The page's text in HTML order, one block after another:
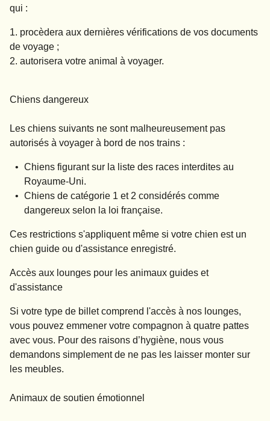
qui :
procèdera aux dernières vérifications de vos documents
de voyage ;
autorisera votre animal à voyager.
Chiens dangereux
Les chiens suivants ne sont malheureusement pas
autorisés à voyager à bord de nos trains :
Chiens figurant sur la liste des races interdites au
Royaume-Uni.
Chiens de catégorie 1 et 2 considérés comme
dangereux selon la loi française.
Ces restrictions s'appliquent même si votre chien est un
chien guide ou d'assistance enregistré.
Accès aux lounges pour les animaux guides et
d'assistance
Si votre type de billet comprend l'accès à nos lounges,
vous pouvez emmener votre compagnon à quatre pattes
avec vous. Pour des raisons d’hygiène, nous vous
demandons simplement de ne pas les laisser monter sur
les meubles.
Animaux de soutien émotionnel